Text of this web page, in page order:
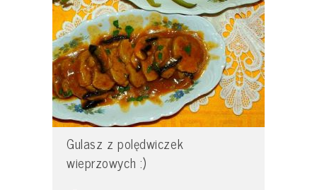
Gulasz z polędwiczek
wieprzowych :)